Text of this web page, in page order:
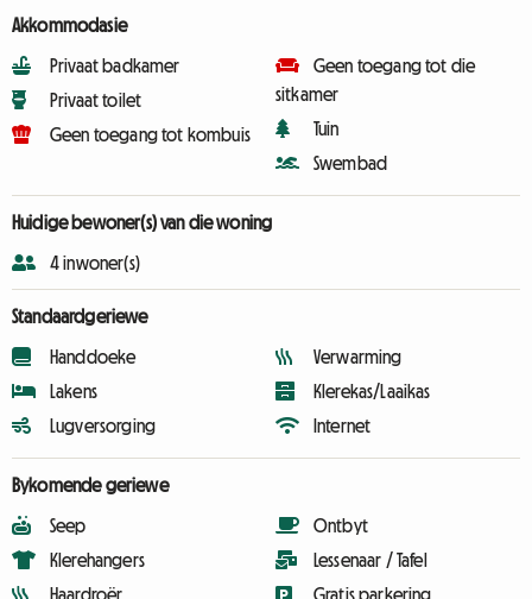
Akkommodasie
Privaat badkamer
Privaat toilet
Geen toegang tot kombuis
Geen toegang tot die
sitkamer
Tuin
Swembad
Huidige bewoner(s) van die woning
4 inwoner(s)
Standaardgeriewe
Handdoeke
Lakens
Lugversorging
Verwarming
Klerekas/Laaikas
Internet
Bykomende geriewe
Seep
Klerehangers
Haardroër
Ontbyt
Lessenaar / Tafel
Gratis parkering